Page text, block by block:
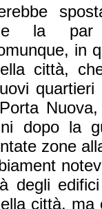
la
in
città,
dopo la
zone
degli
città,